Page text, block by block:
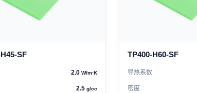
SF
2.0W/m·K
2.5g/cc
TP400-H60-SF
导热系数
密度